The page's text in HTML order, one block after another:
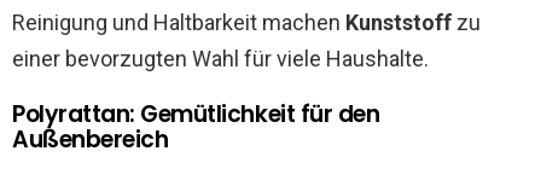
Reinigung und Haltbarkeit machen Kunststoff zu
einer bevorzugten Wahl für viele Haushalte.
Polyrattan: Gemütlichkeit für den
Außenbereich